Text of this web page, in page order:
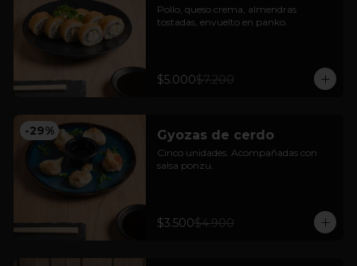
Pollo, queso crema, almendras
tostadas, envuelto en panko.
$5.000$7.200
-29% Gyozas de cerdo
Cinco unidades. Acompañadas con
salsa ponzu.
$3.500$4.900